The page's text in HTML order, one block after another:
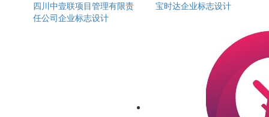
四川中壹联项目管理有限责
任公司企业标志设计
宝时达企业标志设计